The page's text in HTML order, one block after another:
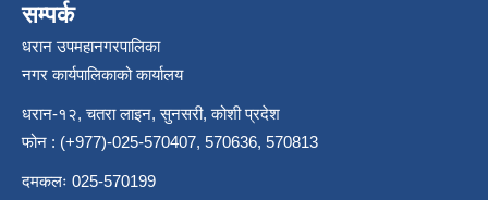
सम्पर्क
धरान उपमहानगरपालिका
नगर कार्यपालिकाको कार्यालय
धरान-१२, चतरा लाइन, सुनसरी, कोशी प्रदेश
फोन : (+977)-025-570407, 570636, 570813
दमकलः 025-570199